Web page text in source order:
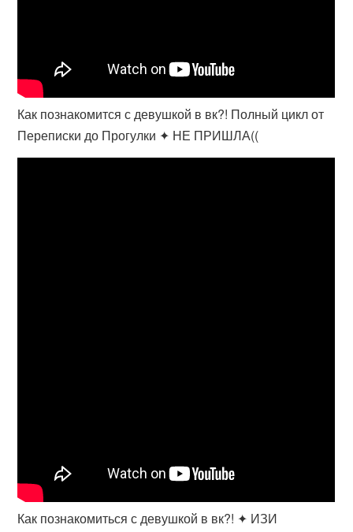
Как познакомится с девушкой в вк?! Полный цикл от
Переписки до Прогулки ✦ НЕ ПРИШЛА((
Как познакомиться с девушкой в вк?! ✦ ИЗИ